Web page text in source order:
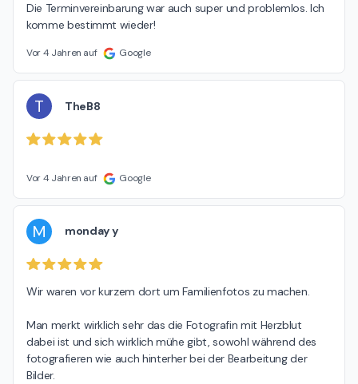
Die Terminvereinbarung war auch super und problemlos. Ich
komme bestimmt wieder!
Vor 4 Jahren auf Google
T TheB8
Vor 4 Jahren auf Google
M monday y
Wir waren vor kurzem dort um Familienfotos zu machen.
Man merkt wirklich sehr das die Fotografin mit Herzblut
dabei ist und sich wirklich mühe gibt, sowohl während des
fotografieren wie auch hinterher bei der Bearbeitung der
Bilder.